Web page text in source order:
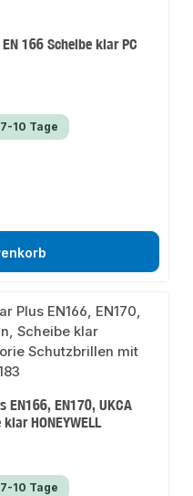
166 Scheibe klar PC
10 Tage
EN170, UKCA
HONEYWELL
10 Tage